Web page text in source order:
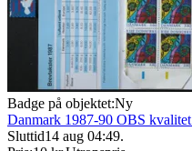
Badge på objektet:Ny
Danmark 1987-90 OBS
Sluttid14 aug 04:49.